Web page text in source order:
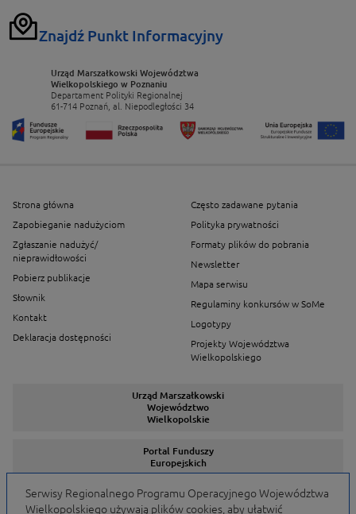
Znajdź Punkt Informacyjny
Urząd Marszałkowski Województwa
Wielkopolskiego w Poznaniu
Departament Polityki Regionalnej
61-714 Poznań, al. Niepodległości 34
Strona główna
Zapobieganie nadużyciom
Zgłaszanie nadużyć/
nieprawidłowości
Pobierz publikacje
Słownik
Kontakt
Deklaracja dostępności
Często zadawane pytania
Polityka prywatności
Formaty plików do pobrania
Newsletter
Mapa serwisu
Regulaminy konkursów w SoMe
Logotypy
Projekty Województwa
Wielkopolskiego
Urząd Marszałkowski
Województwo
Wielkopolskie
Portal Funduszy
Europejskich
Serwisy Regionalnego Programu Operacyjnego Województwa
Wielkopolskiego używają plików cookies, aby ułatwić